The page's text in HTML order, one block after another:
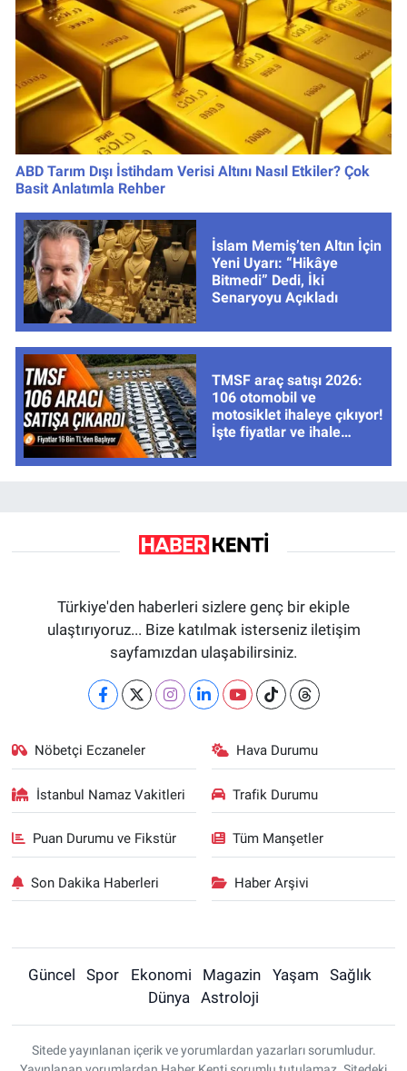
ABD Tarım Dışı İstihdam Verisi Altını Nasıl Etkiler? Çok
Basit Anlatımla Rehber
İslam Memiş’ten Altın İçin
Yeni Uyarı: “Hikâye
Bitmedi” Dedi, İki
Senaryoyu Açıkladı
TMSF araç satışı 2026:
106 otomobil ve
motosiklet ihaleye çıkıyor!
İşte fiyatlar ve ihale
Türkiye'den haberleri sizlere genç bir ekiple
ulaştırıyoruz... Bize katılmak isterseniz iletişim
sayfamızdan ulaşabilirsiniz.
Nöbetçi Eczaneler Hava Durumu
İstanbul Namaz Vakitleri Trafik Durumu
Puan Durumu ve Fikstür Tüm Manşetler
Son Dakika Haberleri Haber Arşivi
Güncel Spor Ekonomi Magazin Yaşam
Sağlık
Dünya
Astroloji
Sitede yayınlanan içerik ve yorumlardan yazarları sorumludur.